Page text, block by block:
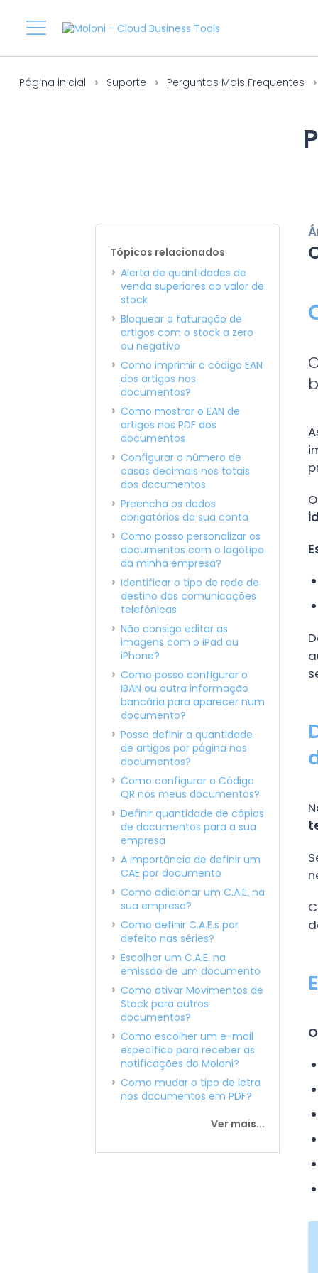
Página inicial Suporte Perguntas Mais Frequentes
Tópicos relacionados
Alerta de quantidades de
venda superiores ao valor de
stock
Bloquear a faturação de
artigos com o stock a zero
ou negativo
Como imprimir o código EAN
dos artigos nos
documentos?
Como mostrar o EAN de
artigos nos PDF dos
documentos
Configurar o número de
casas decimais nos totais
dos documentos
Preencha os dados
obrigatórios da sua conta
Como posso personalizar os
documentos com o logótipo
da minha empresa?
Identificar o tipo de rede de
destino das comunicações
telefónicas
Não consigo editar as
imagens com o iPad ou
iPhone?
Como posso configurar o
IBAN ou outra informação
bancária para aparecer num
documento?
Posso definir a quantidade
de artigos por página nos
documentos?
Como configurar o Código
QR nos meus documentos?
Definir quantidade de cópias
de documentos para a sua
empresa
A importância de definir um
CAE por documento
Como adicionar um C.A.E. na
sua empresa?
Como definir C.A.E.s por
defeito nas séries?
Escolher um C.A.E. na
emissão de um documento
Como ativar Movimentos de
Stock para outros
documentos?
Como escolher um e-mail
específico para receber as
notificações do Moloni?
Como mudar o tipo de letra
nos documentos em PDF?
Ver mais...